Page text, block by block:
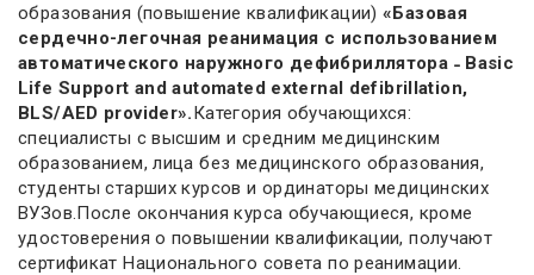
образования (повышение квалификации)«Базовая
сердечно-легочная реанимация с использованием
автоматического наружного дефибриллятора ˗ Basic
Life Support and automated external defibrillation,
BLS/AED provider».Категория обучающихся:
специалисты с высшим и средним медицинским
образованием, лица без медицинского образования,
студенты старших курсов и ординаторы медицинских
ВУЗов.После окончания курса обучающиеся, кроме
удостоверения о повышении квалификации, получают
сертификат Национального совета по реанимации.